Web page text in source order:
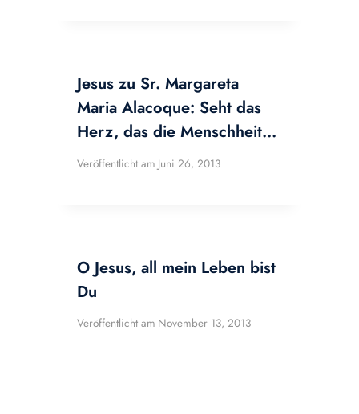
Jesus zu Sr. Margareta
Maria Alacoque: Seht das
Herz, das die Menschheit…
Veröffentlicht am Juni 26, 2013
O Jesus, all mein Leben bist
Du
Veröffentlicht am November 13, 2013